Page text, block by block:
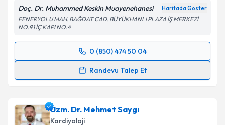
Doç. Dr. Muhammed Keskin Muayenehanesi Haritada Göster
FENERYOLU MAH. BAĞDAT CAD. BÜYÜKHANLI PLAZA İŞ MERKEZİ
NO:91 İÇ KAPI NO:4
0 (850) 474 50 04
Randevu Talep Et
Randevu Takvimi Talebi
için bir takvim hazırlandığında e-posta ile
bilgilendireceğiz.
Uzm. Dr. Mehmet Saygı
Kardiyoloji